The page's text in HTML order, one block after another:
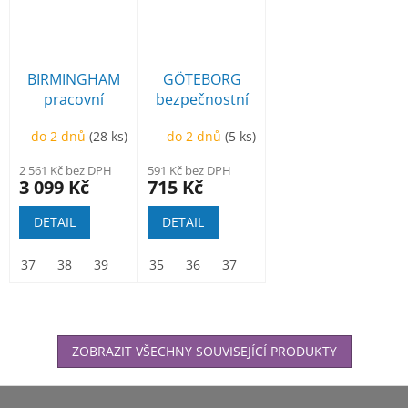
BIRMINGHAM
pracovní
do 2 dnů(28 ks)
2 561 Kč bez DPH
3 099 Kč
DETAIL
37 38 39
GÖTEBORG
bezpečnostní
do 2 dnů(5 ks)
591 Kč bez DPH
715 Kč
DETAIL
35 36 37
ZOBRAZIT VŠECHNY SOUVISEJÍCÍ PRODUKTY
Z